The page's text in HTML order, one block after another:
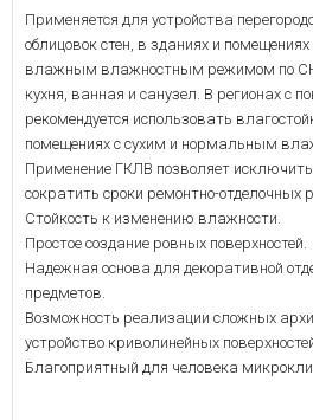
Применяется для устройства
облицовок стен, в зданиях и
влажным влажностным режимом по
кухня, ванная и санузел. В регионах с
рекомендуется использовать
помещениях с сухим и нормальным
Применение ГКЛВ позволяет
сократить сроки ремонтно-отделочных
Стойкость к изменению влажности.
Простое создание ровных поверхностей.
Надежная основа для декоративной
предметов.
Возможность реализации сложных
устройство криволинейных
Благоприятный для человека